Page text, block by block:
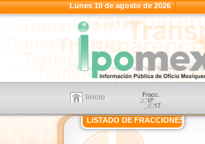
Lunes 10 de agosto de 2026
Inicio
LISTADO DE FRACCIONES